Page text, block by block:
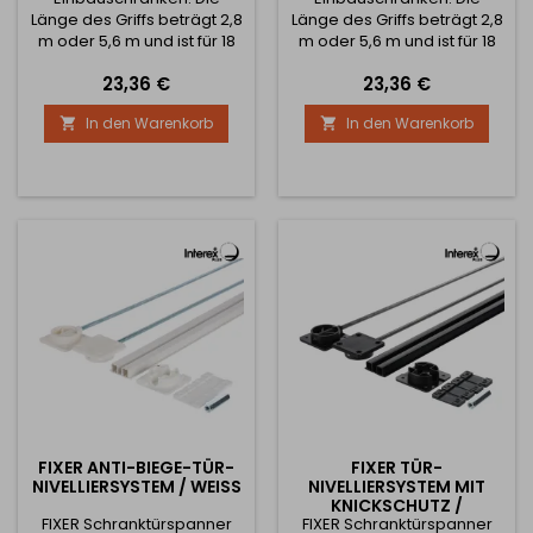
Länge des Griffs beträgt 2,8
m oder 5,6 m und ist für 18
Glas ausgelegt. Bei
Verwendung von Glas wird
empfohlen, eine
Glasdichtung zu
diese Schiene sind
Tür beim Schließen nicht
gegen den Schrank stößt.
Preis
23,36 €
 In den Warenkorb
Länge des Griffs beträgt 2,8
m oder 5,6 m und ist für 18
Glas ausgelegt. Bei
Verwendung von Glas wird
empfohlen, eine
Glasdichtung zu
diese Schiene sind
Tür beim Schließen nicht
gegen den Schrank stößt.
Preis
23,36 €
 In den Warenkorb
FIXER ANTI-BIEGE-TÜR-
NIVELLIERSYSTEM / WEISS
FIXER Schranktürspanner
FIXER TÜR-
NIVELLIERSYSTEM MIT
KNICKSCHUTZ /
SCHWARZ
FIXER Schranktürspanner